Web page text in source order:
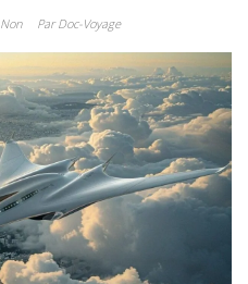
Non Par Doc-Voyage